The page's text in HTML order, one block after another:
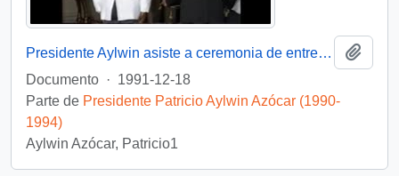
Presidente Aylwin asiste a ceremonia de entrega de Condecoración a Generales del Ejercito : video
Documento · 1991-12-18
Parte de Presidente Patricio Aylwin Azócar (1990-
1994)
Aylwin Azócar, Patricio1